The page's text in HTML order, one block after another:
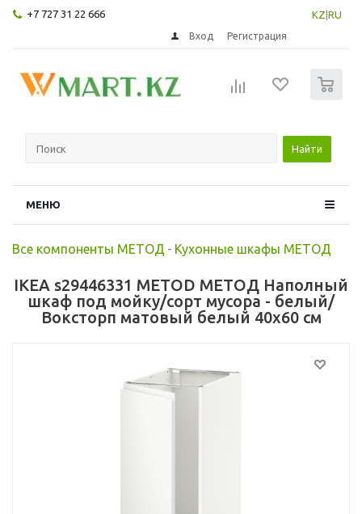
+7 727 31 22 666 KZ RU
Вход Регистрация
Найти
МЕНЮ
Все компоненты МЕТОД - Кухонные шкафы МЕТОД
IKEA s29446331 METOD МЕТОД Наполный
шкаф под мойку/сорт мусора - белый/
Воксторп матовый белый 40x60 см